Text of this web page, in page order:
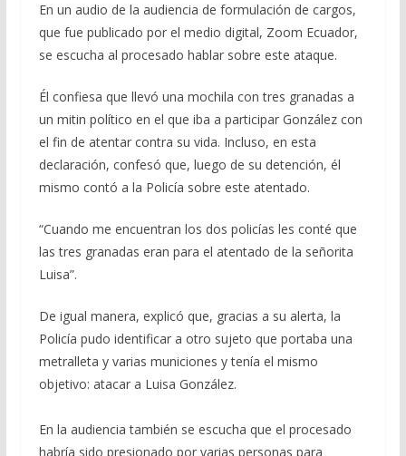
En un audio de la audiencia de formulación de cargos,
que fue publicado por el medio digital, Zoom Ecuador,
se escucha al procesado hablar sobre este ataque.
Él confiesa que llevó una mochila con tres granadas a
un mitin político en el que iba a participar González con
el fin de atentar contra su vida. Incluso, en esta
declaración, confesó que, luego de su detención, él
mismo contó a la Policía sobre este atentado.
“Cuando me encuentran los dos policías les conté que
las tres granadas eran para el atentado de la señorita
Luisa”.
De igual manera, explicó que, gracias a su alerta, la
Policía pudo identificar a otro sujeto que portaba una
metralleta y varias municiones y tenía el mismo
objetivo: atacar a Luisa González.
En la audiencia también se escucha que el procesado
habría sido presionado por varias personas para